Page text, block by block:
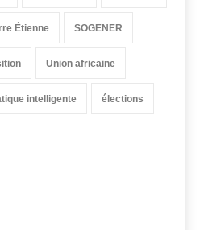
Étienne SOGENER
Union africaine
intelligente élections